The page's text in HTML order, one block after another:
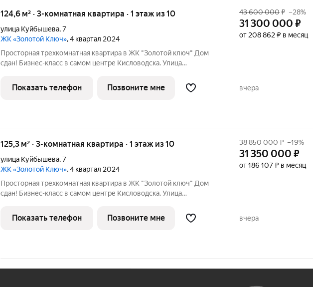
124,6 м² · 3-комнатная квартира · 1 этаж из 10
улица Куйбышева,7
ЖК «Золотой Ключ», 4 квартал 2024
Просторная трехкомнатная квартира в ЖК "Золотой ключ" Дом
сдан! Бизнес-класс в самом центре Кисловодска. Улица
города Кисловодск с функциональной планировкой,
объединяющей комфорт проживания
43 600 000₽ –28%
31 300 000 ₽
от 208 862 ₽ в месяц
Показать телефон Позвоните мне вчера
125,3 м² · 3-комнатная квартира · 1 этаж из 10
улица Куйбышева,7
ЖК «Золотой Ключ», 4 квартал 2024
Просторная трехкомнатная квартира в ЖК "Золотой ключ" Дом
сдан! Бизнес-класс в самом центре Кисловодска. Улица
города Кисловодск с функциональной планировкой,
объединяющей комфорт проживания
38 850 000₽ –19%
31 350 000 ₽
от 186 107 ₽ в месяц
Показать телефон Позвоните мне вчера